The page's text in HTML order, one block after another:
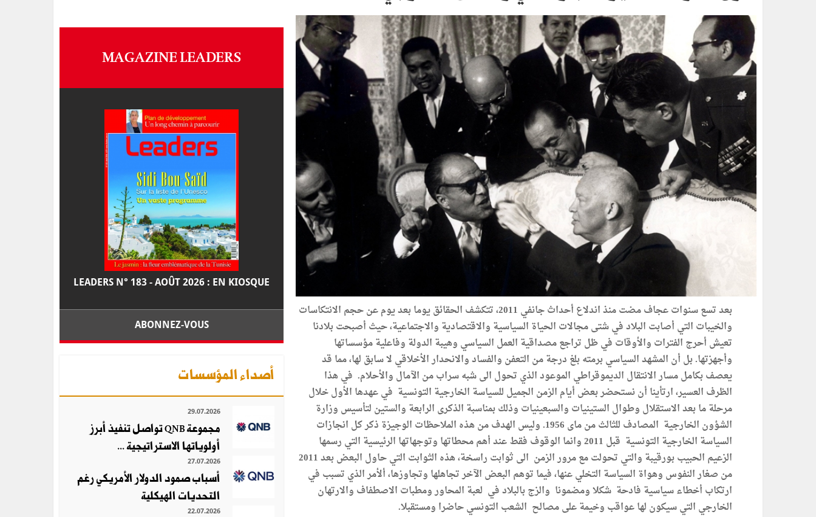
بعد تسع سنوات عجاف مضت منذ اندلاع أحداث جانفي 2011، تتكشف الحقائق يوما بعد يوم عن حجم الانتكاسات
والخيبات التي أصابت البلاد في شتى مجالات الحياة السياسية والاقتصادية والاجتماعية، حيث أصبحت بلادنا
تعيش أحرج الفترات والأوقات في ظل تراجع مصداقية العمل السياسي وهيبة الدولة وفاعلية مؤسساتها
وأجهزتها. بل أن المشهد السياسي برمته بلغ درجة من التعفن والفساد والانحدار الأخلاقي لا سابق لها، مما قد
يعصف بكامل مسار الانتقال الديموقراطي الموعود الذي تحول الى شبه سراب من الآمال والأحلام. في هذا
الظرف العسير، ارتأينا أن نستحضر بعض أيام الزمن الجميل للسياسة الخارجية التونسية في عهدها الأول خلال
مرحلة ما بعد الاستقلال وطوال الستينيات والسبعينيات وذلك بمناسبة الذكرى الرابعة والستين لتأسيس وزارة
الشؤون الخارجية المصادف للثالث من ماى 1956. وليس الهدف من هذه الملاحظات الوجيزة ذكر كل انجازات
السياسة الخارجية التونسية قبل 2011 وانما الوقوف فقط عند أهم محطاتها وتوجهاتها الرئيسية التي رسمها
الزعيم الحبيب بورقيبة والتي تحولت مع مرور الزمن الى ثوابت راسخة، هذه الثوابت التي حاول البعض بعد 2011
من صغار النفوس وهواة السياسة التخلي عنها، فيما توهم البعض الآخر تجاهلها وتجاوزها، ألأمر الذي تسبب في
ارتكاب أخطاء سياسية فادحة شكلا ومضمونا والزج بالبلاد في لعبة المحاور ومطبات الاصطفاف والارتهان
الخارجي التي سيكون لها عواقب وخيمة على مصالح الشعب التونسي حاضرا ومستقبلا.
MAGAZINE LEADERS
LEADERS N° 183 - AOÛT 2026 : EN KIOSQUE
ABONNEZ-VOUS
أصداء المؤسسات
29.07.2026
مجموعة QNB تواصل تنفيذ أبرز
أولوياتها الاستراتيجية ...
27.07.2026
أسباب صمود الدولار الأمريكي رغم
التحديات الهيكلية
22.07.2026